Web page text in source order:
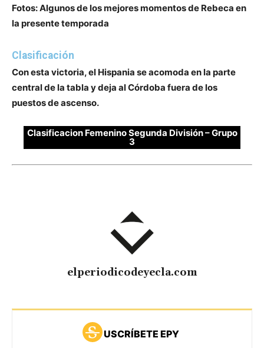
Fotos:Algunos de los mejores momentos de Rebeca en
la presente temporada
Clasificación
Con esta victoria, el Hispania se acomoda en la parte
central de la tabla y deja al Córdoba fuera de los
puestos de ascenso.
Clasificacion Femenino Segunda División – Grupo
3
elperiodicodeyecla.com
USCRÍBETE EPY